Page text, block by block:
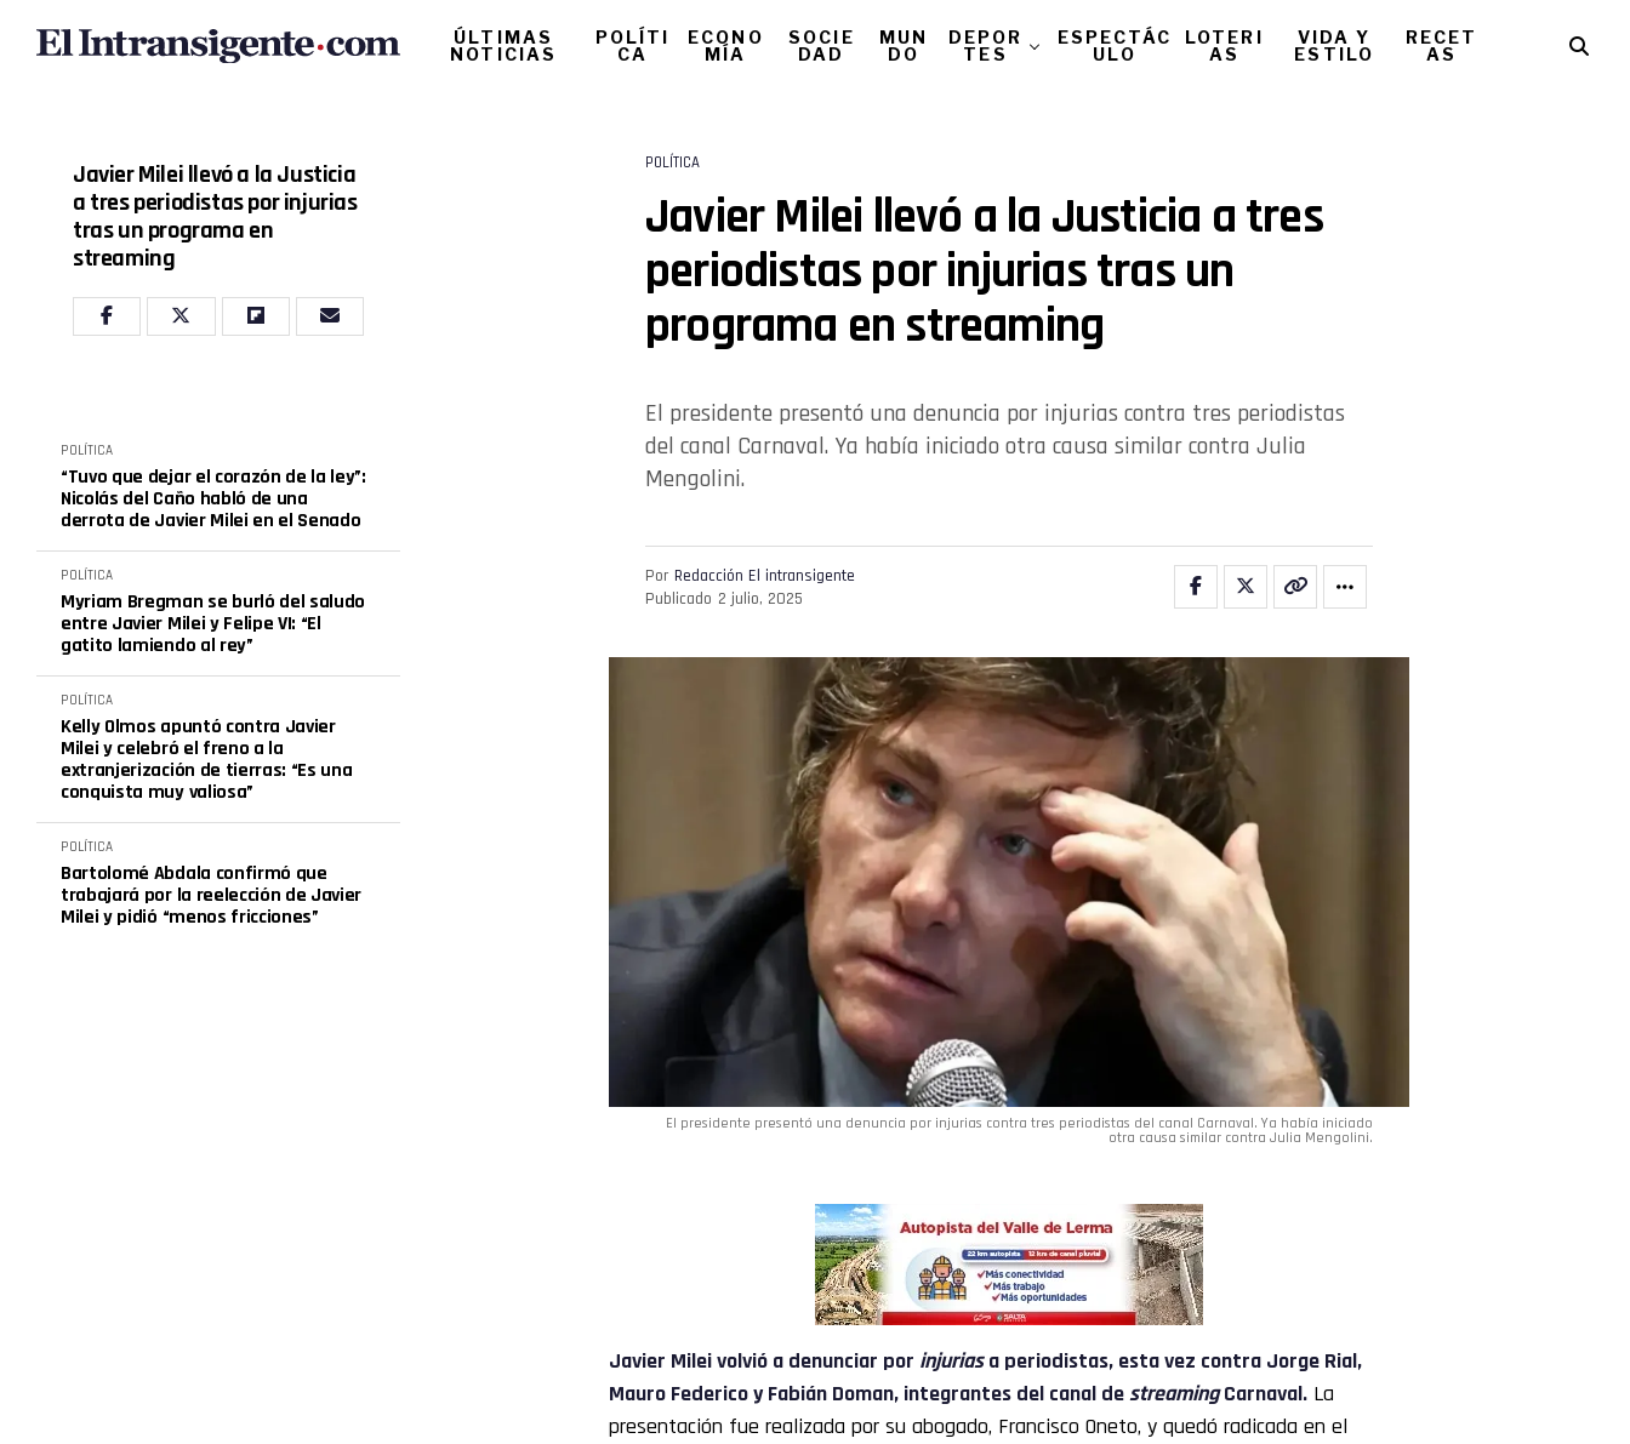
ÚLTIMAS
NOTICIAS
POLÍTI
CA
ECONO
MÍA
SOCIE
DAD
MUN
DO
DEPOR
TES
ESPECTÁC
ULO
LOTERI
AS
VIDA Y
ESTILO
RECET
AS
Javier Milei llevó a la Justicia
a tres periodistas por injurias
tras un programa en
streaming
POLÍTICA
“Tuvo que dejar el corazón de la ley”:
Nicolás del Caño habló de una
derrota de Javier Milei en el Senado
POLÍTICA
Myriam Bregman se burló del saludo
entre Javier Milei y Felipe VI: “El
gatito lamiendo al rey”
POLÍTICA
Kelly Olmos apuntó contra Javier
Milei y celebró el freno a la
extranjerización de tierras: “Es una
conquista muy valiosa”
POLÍTICA
Bartolomé Abdala confirmó que
trabajará por la reelección de Javier
Milei y pidió “menos fricciones”
POLÍTICA
Javier Milei llevó a la Justicia a tres
periodistas por injurias tras un
programa en streaming
El presidente presentó una denuncia por injurias contra tres periodistas
del canal Carnaval. Ya había iniciado otra causa similar contra Julia
Mengolini.
Por Redacción El intransigente
Publicado 2 julio, 2025
El presidente presentó una denuncia por injurias contra tres periodistas del canal Carnaval. Ya había iniciado
otra causa similar contra Julia Mengolini.
Javier Milei volvió a denunciar por injuriasa periodistas, esta vez contra Jorge Rial,
Mauro Federico y Fabián Doman, integrantes del canal destreamingCarnaval. La
presentación fue realizada por su abogado, Francisco Oneto, y quedó radicada en el